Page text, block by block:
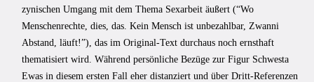
zynischen Umgang mit dem Thema Sexarbeit äußert (“Wo
Menschenrechte, dies, das. Kein Mensch ist unbezahlbar, Zwanni
Abstand, läuft!”), das im Original-Text durchaus noch ernsthaft
thematisiert wird. Während persönliche Bezüge zur Figur Schwesta
Ewas in diesem ersten Fall eher distanziert und über Dritt-Referenzen